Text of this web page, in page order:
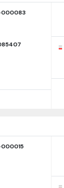
000083
000015